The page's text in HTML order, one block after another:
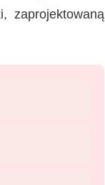
zaprojektowaną